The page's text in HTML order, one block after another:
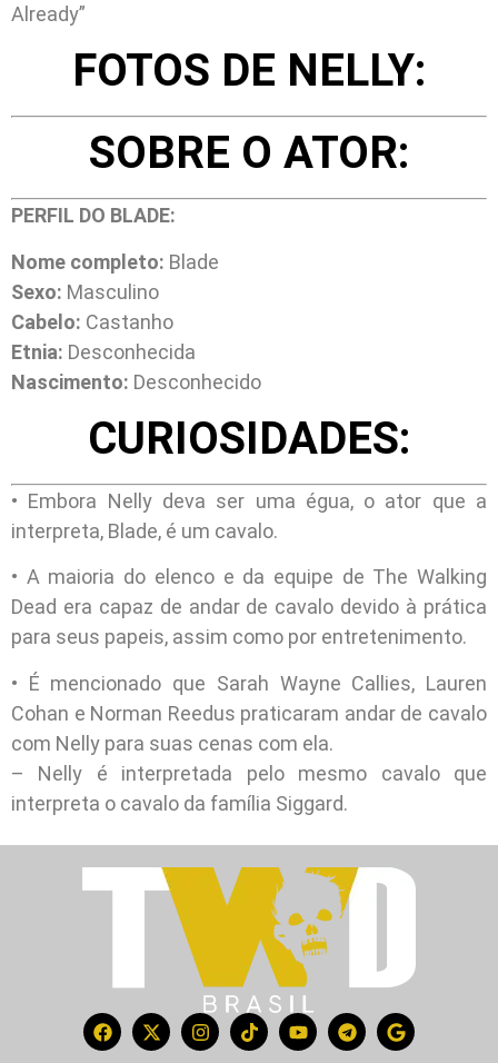
Already”
FOTOS DE NELLY:
SOBRE O ATOR:
PERFIL DO BLADE:
Nome completo: Blade
Sexo: Masculino
Cabelo: Castanho
Etnia: Desconhecida
Nascimento: Desconhecido
CURIOSIDADES:
• Embora Nelly deva ser uma égua, o ator que a
interpreta, Blade, é um cavalo.
• A maioria do elenco e da equipe de The Walking
Dead era capaz de andar de cavalo devido à prática
para seus papeis, assim como por entretenimento.
• É mencionado que Sarah Wayne Callies, Lauren
Cohan e Norman Reedus praticaram andar de cavalo
com Nelly para suas cenas com ela.
– Nelly é interpretada pelo mesmo cavalo que
interpreta o cavalo da família Siggard.